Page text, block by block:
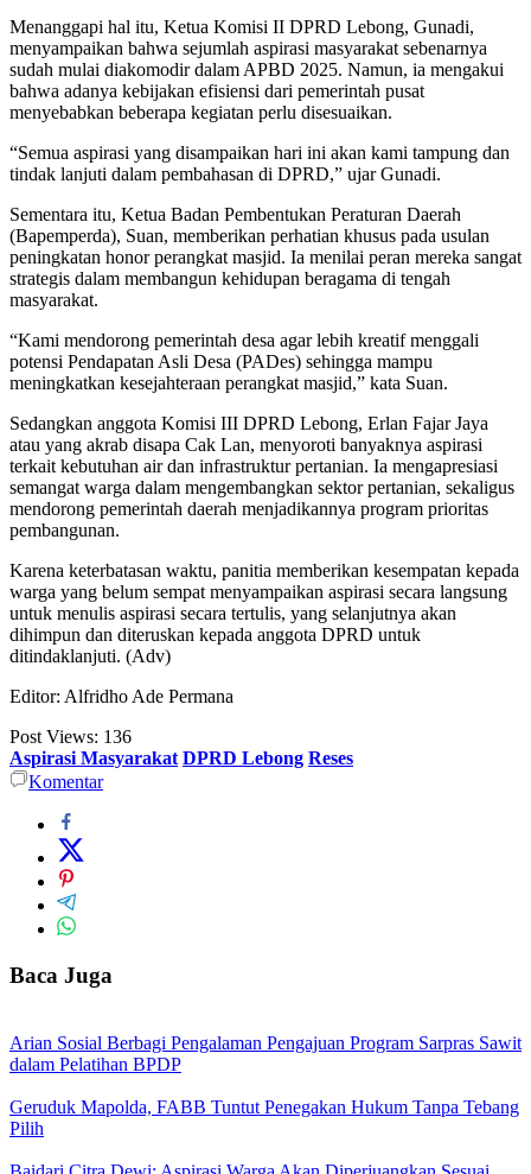
Menanggapi hal itu, Ketua Komisi II DPRD Lebong, Gunadi,
menyampaikan bahwa sejumlah aspirasi masyarakat sebenarnya
sudah mulai diakomodir dalam APBD 2025. Namun, ia mengakui
bahwa adanya kebijakan efisiensi dari pemerintah pusat
menyebabkan beberapa kegiatan perlu disesuaikan.
“Semua aspirasi yang disampaikan hari ini akan kami tampung dan
tindak lanjuti dalam pembahasan di DPRD,” ujar Gunadi.
Sementara itu, Ketua Badan Pembentukan Peraturan Daerah
(Bapemperda), Suan, memberikan perhatian khusus pada usulan
peningkatan honor perangkat masjid. Ia menilai peran mereka sangat
strategis dalam membangun kehidupan beragama di tengah
masyarakat.
“Kami mendorong pemerintah desa agar lebih kreatif menggali
potensi Pendapatan Asli Desa (PADes) sehingga mampu
meningkatkan kesejahteraan perangkat masjid,” kata Suan.
Sedangkan anggota Komisi III DPRD Lebong, Erlan Fajar Jaya
atau yang akrab disapa Cak Lan, menyoroti banyaknya aspirasi
terkait kebutuhan air dan infrastruktur pertanian. Ia mengapresiasi
semangat warga dalam mengembangkan sektor pertanian, sekaligus
mendorong pemerintah daerah menjadikannya program prioritas
pembangunan.
Karena keterbatasan waktu, panitia memberikan kesempatan kepada
warga yang belum sempat menyampaikan aspirasi secara langsung
untuk menulis aspirasi secara tertulis, yang selanjutnya akan
dihimpun dan diteruskan kepada anggota DPRD untuk
ditindaklanjuti. (Adv)
Editor: Alfridho Ade Permana
Post Views: 136
Aspirasi Masyarakat DPRD Lebong Reses
Komentar
Baca Juga
Arian Sosial Berbagi Pengalaman Pengajuan Program Sarpras Sawit
dalam Pelatihan BPDP
Geruduk Mapolda, FABB Tuntut Penegakan Hukum Tanpa Tebang
Pilih